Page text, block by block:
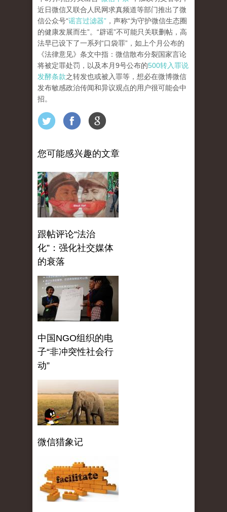
近日微信又联合人民网求真频道等部门推出了微
信公众号“谣言过滤器” ，声称“为守护微信生态圈
的健康发展而生”。“辟谣”不可能只关联删帖，高
法早已设下了一系列“口袋罪”，如上个月公布的
《法律意见》条文中指：微信散布分裂国家言论
将被定罪处罚，以及本月9号公布的500转入罪说
发酵条款之转发也或被入罪等，想必在微博微信
发布敏感政治传闻和异议观点的用户很可能会中
招。
您可能感兴趣的文章
跟帖评论“法治
化”：强化社交媒体
的衰落
中国NGO组织的电
子“非冲突性社会行
动”
微信猎象记